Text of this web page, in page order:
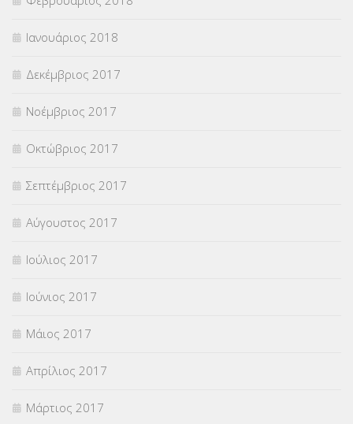
Ιανουάριος 2018
Δεκέμβριος 2017
Νοέμβριος 2017
Οκτώβριος 2017
Σεπτέμβριος 2017
Αύγουστος 2017
Ιούλιος 2017
Ιούνιος 2017
Μάιος 2017
Απρίλιος 2017
Μάρτιος 2017